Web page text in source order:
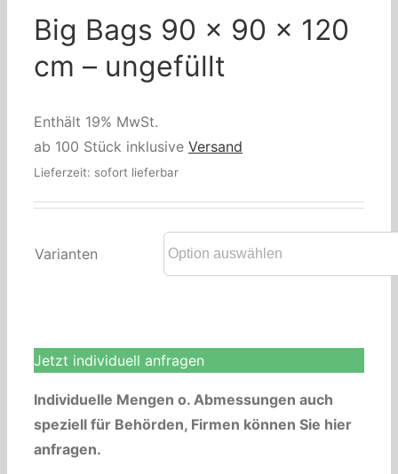
Big Bags 90 x 90 x 120
cm – ungefüllt
Enthält 19% MwSt.
ab 100 Stück inklusive Versand
Lieferzeit: sofort lieferbar
Varianten
Jetzt individuell anfragen
Individuelle Mengen o. Abmessungen auch
speziell für Behörden, Firmen können Sie hier
anfragen.